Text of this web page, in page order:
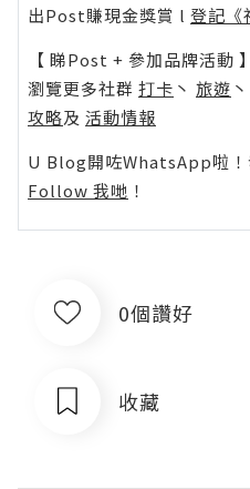
出Post賺現金獎賞 l 登記《
【 睇Post + 參加品牌活動 】
瀏覽更多社群 打卡 丶 旅遊 丶
攻略及 活動情報
U Blog開咗WhatsApp啦！
Follow 我哋 ！
0個讚好
收藏